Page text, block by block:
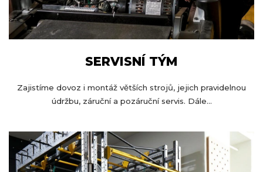
SERVISNÍ TÝM
Zajistíme dovoz i montáž větších strojů, jejich pravidelnou
údržbu, záruční a pozáruční servis. Dále...